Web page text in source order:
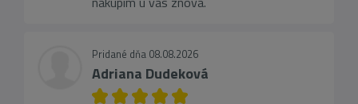
Pridané dňa 08.08.2026
Adriana Dudeková